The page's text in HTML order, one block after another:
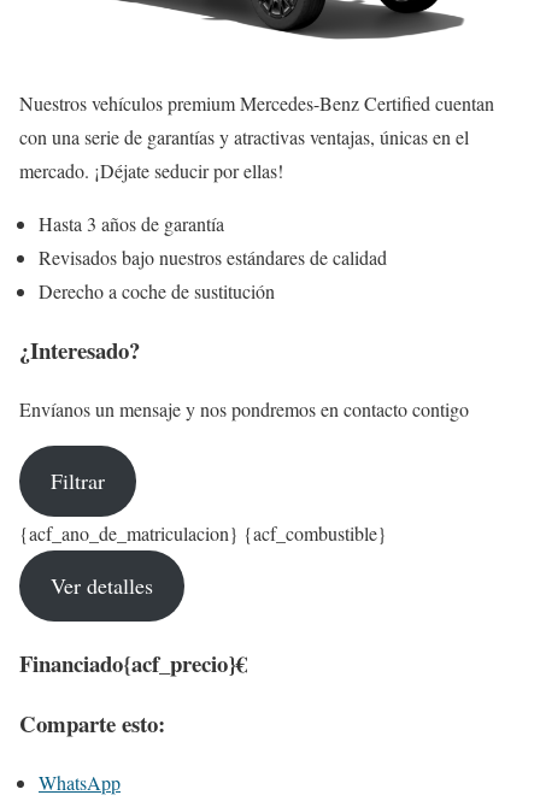
Nuestros vehículos premium Mercedes-Benz Certified cuentan
con una serie de garantías y atractivas ventajas, únicas en el
mercado. ¡Déjate seducir por ellas!
Hasta 3 años de garantía
Revisados bajo nuestros estándares de calidad
Derecho a coche de sustitución
¿Interesado?
Envíanos un mensaje y nos pondremos en contacto contigo
Filtrar
{acf_ano_de_matriculacion} {acf_combustible}
Ver detalles
Financiado{acf_precio}€
Comparte esto:
WhatsApp